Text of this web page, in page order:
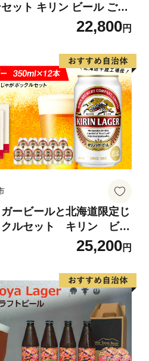
ット キリン ビール ご当
ン 有名店 食べ比べ22,800円
ービールと北海道限定じ
クルセット キリン ビー
子 スナック 食べ比べ
25,200円